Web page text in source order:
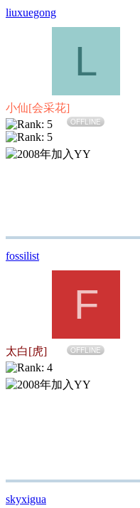
liuxuegong
L
小仙[会采花]
OFFLINE
fossilist
F
太白[虎] OFFLINE
skyxigua